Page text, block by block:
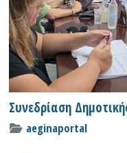
Συνεδρίαση
aeginaportal